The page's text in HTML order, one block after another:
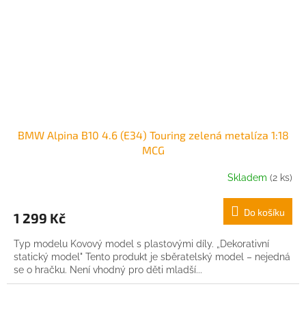
BMW Alpina B10 4.6 (E34) Touring zelená metalíza 1:18
MCG
Skladem (2 ks)
1 299 Kč Do košíku
Typ modelu Kovový model s plastovými díly. „Dekorativní
statický model" Tento produkt je sběratelský model – nejedná
se o hračku. Není vhodný pro děti mladší...